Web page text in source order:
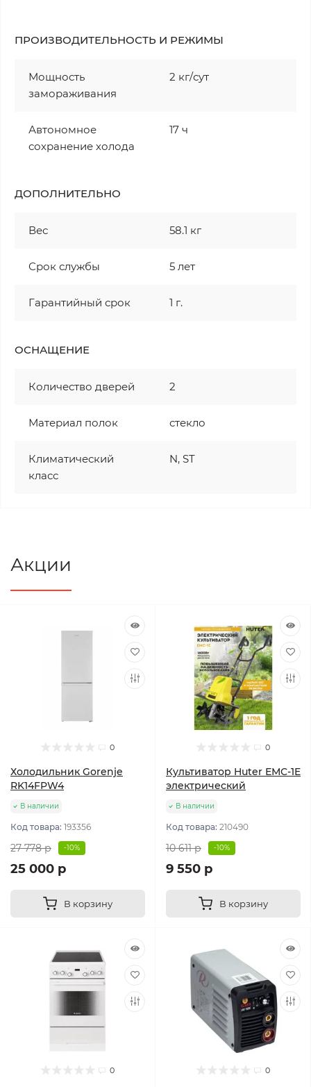
ПРОИЗВОДИТЕЛЬНОСТЬ И РЕЖИМЫ
Мощность
замораживания
2 кг/сут
Автономное
сохранение холода
17 ч
ДОПОЛНИТЕЛЬНО
Вес 58.1 кг
Срок службы 5 лет
Гарантийный срок 1 г.
ОСНАЩЕНИЕ
Количество дверей 2
Материал полок стекло
Климатический
класс
N, ST
Акции
0
Холодильник Gorenje
RK14FPW4
В наличии
Код товара: 193356
27 778 р -10%
25 000 р
В корзину
0
Культиватор Huter ЕМС-1E
электрический
В наличии
Код товара: 210490
10 611 р -10%
9 550 р
В корзину
0 0